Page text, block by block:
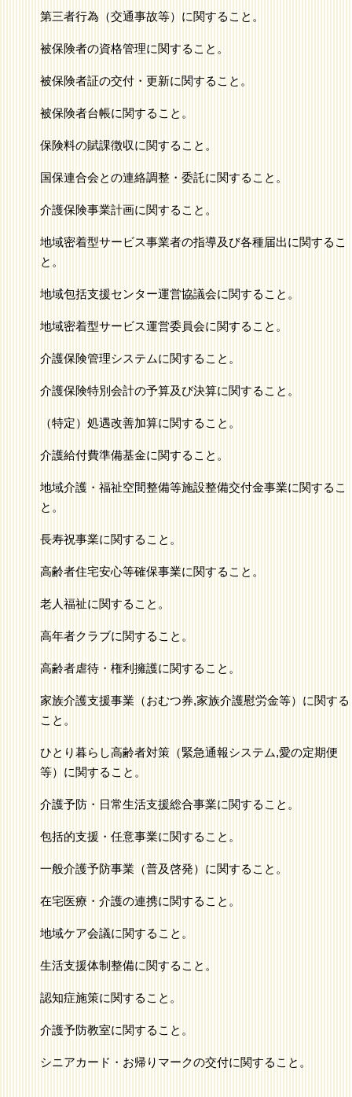
第三者行為（交通事故等）に関すること。
被保険者の資格管理に関すること。
被保険者証の交付・更新に関すること。
被保険者台帳に関すること。
保険料の賦課徴収に関すること。
国保連合会との連絡調整・委託に関すること。
介護保険事業計画に関すること。
地域密着型サービス事業者の指導及び各種届出に関するこ
と。
地域包括支援センター運営協議会に関すること。
地域密着型サービス運営委員会に関すること。
介護保険管理システムに関すること。
介護保険特別会計の予算及び決算に関すること。
（特定）処遇改善加算に関すること。
介護給付費準備基金に関すること。
地域介護・福祉空間整備等施設整備交付金事業に関するこ
と。
長寿祝事業に関すること。
高齢者住宅安心等確保事業に関すること。
老人福祉に関すること。
高年者クラブに関すること。
高齢者虐待・権利擁護に関すること。
家族介護支援事業（おむつ券,家族介護慰労金等）に関する
こと。
ひとり暮らし高齢者対策（緊急通報システム,愛の定期便
等）に関すること。
介護予防・日常生活支援総合事業に関すること。
包括的支援・任意事業に関すること。
一般介護予防事業（普及啓発）に関すること。
在宅医療・介護の連携に関すること。
地域ケア会議に関すること。
生活支援体制整備に関すること。
認知症施策に関すること。
介護予防教室に関すること。
シニアカード・お帰りマークの交付に関すること。